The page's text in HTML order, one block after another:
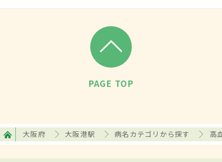
PAGE TOP
大阪府 大阪港駅 病名カテゴリから探す 高